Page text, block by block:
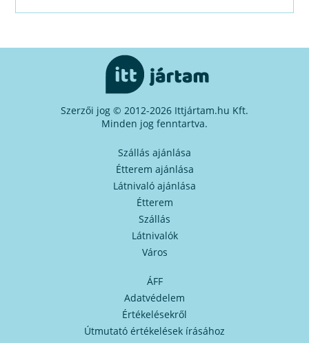
Szerzői jog © 2012-2026 Ittjártam.hu Kft.
Minden jog fenntartva.
Szállás ajánlása
Étterem ajánlása
Látnivaló ajánlása
Étterem
Szállás
Látnivalók
Város
ÁFF
Adatvédelem
Értékelésekről
Útmutató értékelések írásához